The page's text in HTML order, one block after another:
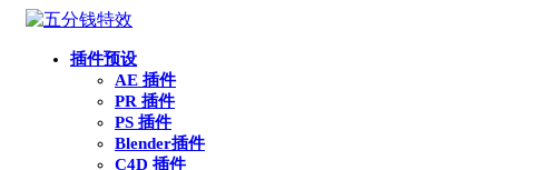
插件预设
AE 插件
PR 插件
PS 插件
Blender插件
C4D 插件